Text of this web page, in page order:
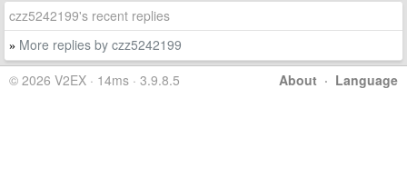
czz5242199's recent replies
» More replies by czz5242199
About · Language
© 2026 V2EX · 14ms · 3.9.8.5